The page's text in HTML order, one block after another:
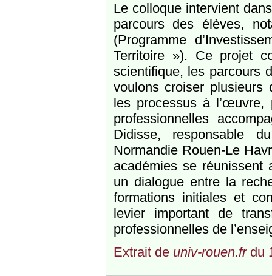
Le colloque intervient
parcours des élèves,
(Programme
Territoire »). Ce projet
scientifique, les parcours
voulons croiser plusieurs
les processus à l’œuvre,
professionnelles
Didisse, responsable
Normandie Rouen-Le
académies se réunissent
un dialogue entre la
formations initiales et
levier important de
professionnelles de
Extrait de univ-rouen.frdu